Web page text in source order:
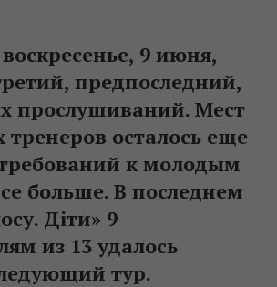
9 июня,
предпоследний,
прослушиваний. Мест
осталось еще
к молодым
больше. В последнем
Діти» 9
из 13 удалось
тур.